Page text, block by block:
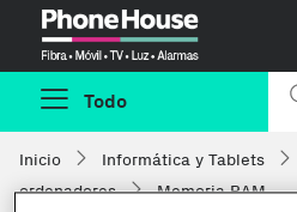
Todo
Inicio Informática y Tablets
ordenadores
Memoria RAM